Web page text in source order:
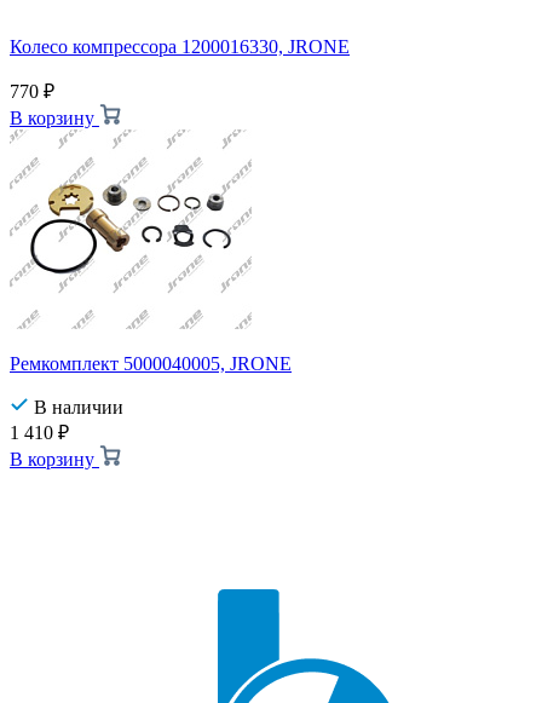
Колесо компрессора 1200016330, JRONE
770 ₽
В корзину
Ремкомплект 5000040005, JRONE
В наличии
1 410 ₽
В корзину